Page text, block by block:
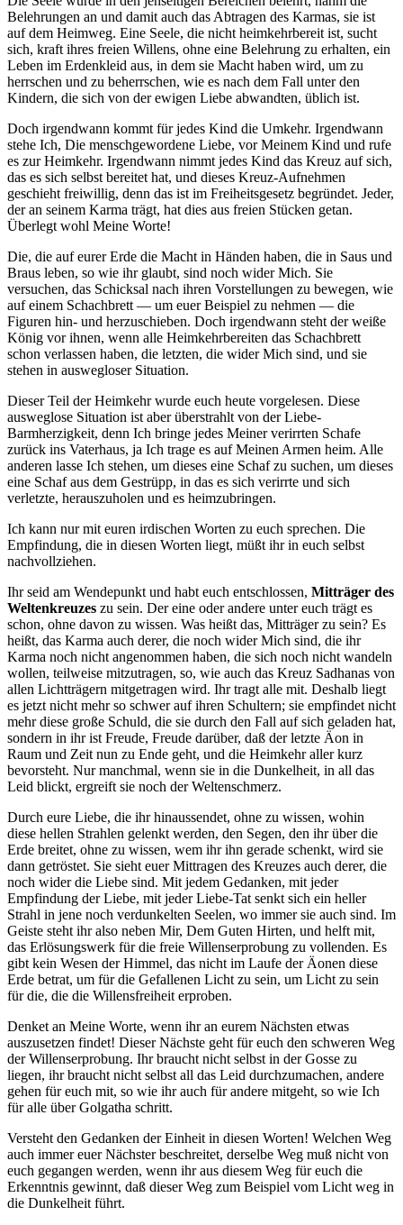
Belehrungen an und damit auch das Abtragen des Karmas, sie ist
auf dem Heimweg. Eine Seele, die nicht heimkehrbereit ist, sucht
sich, kraft ihres freien Willens, ohne eine Belehrung zu erhalten, ein
Leben im Erdenkleid aus, in dem sie Macht haben wird, um zu
herrschen und zu beherrschen, wie es nach dem Fall unter den
Kindern, die sich von der ewigen Liebe abwandten, üblich ist.
Doch irgendwann kommt für jedes Kind die Umkehr. Irgendwann
stehe Ich, Die menschgewordene Liebe, vor Meinem Kind und rufe
es zur Heimkehr. Irgendwann nimmt jedes Kind das Kreuz auf sich,
das es sich selbst bereitet hat, und dieses Kreuz-Aufnehmen
geschieht freiwillig, denn das ist im Freiheitsgesetz begründet. Jeder,
der an seinem Karma trägt, hat dies aus freien Stücken getan.
Überlegt wohl Meine Worte!
Die, die auf eurer Erde die Macht in Händen haben, die in Saus und
Braus leben, so wie ihr glaubt, sind noch wider Mich. Sie
versuchen, das Schicksal nach ihren Vorstellungen zu bewegen, wie
auf einem Schachbrett — um euer Beispiel zu nehmen — die
Figuren hin- und herzuschieben. Doch irgendwann steht der weiße
König vor ihnen, wenn alle Heimkehrbereiten das Schachbrett
schon verlassen haben, die letzten, die wider Mich sind, und sie
stehen in auswegloser Situation.
Dieser Teil der Heimkehr wurde euch heute vorgelesen. Diese
ausweglose Situation ist aber überstrahlt von der Liebe-
Barmherzigkeit, denn Ich bringe jedes Meiner verirrten Schafe
zurück ins Vaterhaus, ja Ich trage es auf Meinen Armen heim. Alle
anderen lasse Ich stehen, um dieses eine Schaf zu suchen, um dieses
eine Schaf aus dem Gestrüpp, in das es sich verirrte und sich
verletzte, herauszuholen und es heimzubringen.
Ich kann nur mit euren irdischen Worten zu euch sprechen. Die
Empfindung, die in diesen Worten liegt, müßt ihr in euch selbst
nachvollziehen.
Ihr seid am Wendepunkt und habt euch entschlossen, Mitträger des
Weltenkreuzes zu sein. Der eine oder andere unter euch trägt es
schon, ohne davon zu wissen. Was heißt das, Mitträger zu sein? Es
heißt, das Karma auch derer, die noch wider Mich sind, die ihr
Karma noch nicht angenommen haben, die sich noch nicht wandeln
wollen, teilweise mitzutragen, so, wie auch das Kreuz Sadhanas von
allen Lichtträgern mitgetragen wird. Ihr tragt alle mit. Deshalb liegt
es jetzt nicht mehr so schwer auf ihren Schultern; sie empfindet nicht
mehr diese große Schuld, die sie durch den Fall auf sich geladen hat,
sondern in ihr ist Freude, Freude darüber, daß der letzte Äon in
Raum und Zeit nun zu Ende geht, und die Heimkehr aller kurz
bevorsteht. Nur manchmal, wenn sie in die Dunkelheit, in all das
Leid blickt, ergreift sie noch der Weltenschmerz.
Durch eure Liebe, die ihr hinaussendet, ohne zu wissen, wohin
diese hellen Strahlen gelenkt werden, den Segen, den ihr über die
Erde breitet, ohne zu wissen, wem ihr ihn gerade schenkt, wird sie
dann getröstet. Sie sieht euer Mittragen des Kreuzes auch derer, die
noch wider die Liebe sind. Mit jedem Gedanken, mit jeder
Empfindung der Liebe, mit jeder Liebe-Tat senkt sich ein heller
Strahl in jene noch verdunkelten Seelen, wo immer sie auch sind. Im
Geiste steht ihr also neben Mir, Dem Guten Hirten, und helft mit,
das Erlösungswerk für die freie Willenserprobung zu vollenden. Es
gibt kein Wesen der Himmel, das nicht im Laufe der Äonen diese
Erde betrat, um für die Gefallenen Licht zu sein, um Licht zu sein
für die, die die Willensfreiheit erproben.
Denket an Meine Worte, wenn ihr an eurem Nächsten etwas
auszusetzen findet! Dieser Nächste geht für euch den schweren Weg
der Willenserprobung. Ihr braucht nicht selbst in der Gosse zu
liegen, ihr braucht nicht selbst all das Leid durchzumachen, andere
gehen für euch mit, so wie ihr auch für andere mitgeht, so wie Ich
für alle über Golgatha schritt.
Versteht den Gedanken der Einheit in diesen Worten! Welchen Weg
auch immer euer Nächster beschreitet, derselbe Weg muß nicht von
euch gegangen werden, wenn ihr aus diesem Weg für euch die
Erkenntnis gewinnt, daß dieser Weg zum Beispiel vom Licht weg in
die Dunkelheit führt.